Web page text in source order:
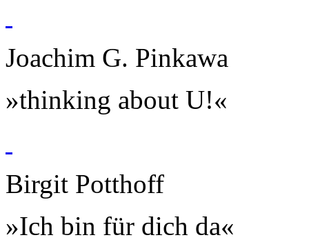
Joachim G. Pinkawa
»thinking about U!«
Birgit Potthoff
»Ich bin für dich da«